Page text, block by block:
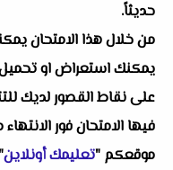
حديثاً.
من خلال هذا الامتحان
يمكنك استعراض او تحميل
على نقاط القصور لديك
فيها الامتحان فور
موقعكم "تعليمك أونلاين